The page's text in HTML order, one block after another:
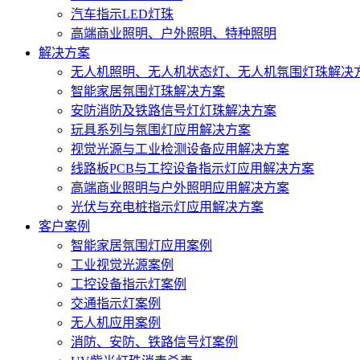
汽车指示LED灯珠
高端商业照明、户外照明、特种照明
解决方案
无人机照明、无人机状态灯、无人机氛围灯珠解决
智能家居氛围灯珠解决方案
安防消防及铁路信号灯灯珠解决方案
玩具系列与氛围灯应用解决方案
视觉光源与工业检测设备应用解决方案
线路板PCB与工控设备指示灯应用解决方案
高端商业照明与户外照明应用解决方案
光伏与充电桩指示灯应用解决方案
客户案例
智能家居氛围灯应用案例
工业视觉光源案例
工控设备指示灯案例
交通指示灯案例
无人机应用案例
消防、安防、铁路信号灯案例